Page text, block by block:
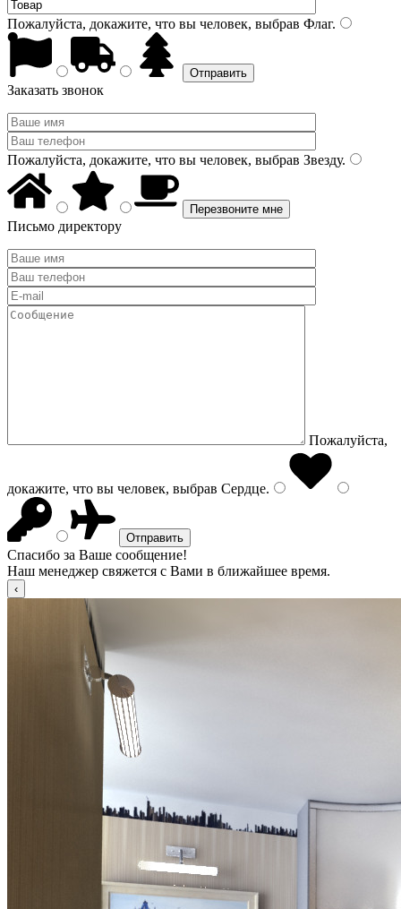
Пожалуйста, докажите, что вы человек, выбрав Флаг.
Заказать звонок
Пожалуйста, докажите, что вы человек, выбрав Звезду.
Письмо директору
Пожалуйста,
докажите, что вы человек, выбрав Сердце.
Спасибо за Ваше сообщение!
Наш менеджер свяжется с Вами в ближайшее время.